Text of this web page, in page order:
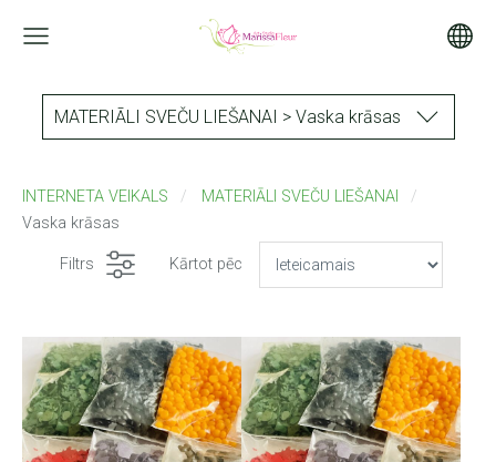
MATERIĀLI SVEČU LIEŠANAI > Vaska krāsas
INTERNETA VEIKALS
MATERIĀLI SVEČU LIEŠANAI
Vaska krāsas
Filtrs Kārtot pēc